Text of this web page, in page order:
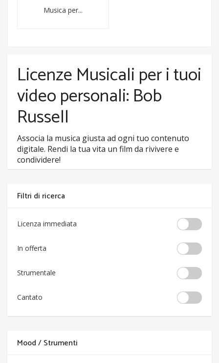
Musica per...
Licenze Musicali per i tuoi
video personali: Bob
Russell
Associa la musica giusta ad ogni tuo contenuto
digitale. Rendi la tua vita un film da rivivere e
condividere!
Filtri di ricerca
Licenza immediata
In offerta
Strumentale
Cantato
Mood / Strumenti